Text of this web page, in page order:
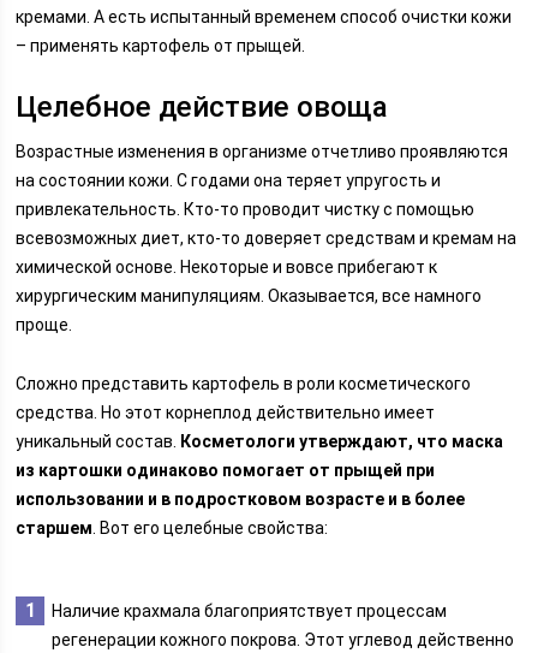
кремами. А есть испытанный временем способ очистки кожи
– применять картофель от прыщей.
Целебное действие овоща
Возрастные изменения в организме отчетливо проявляются
на состоянии кожи. С годами она теряет упругость и
привлекательность. Кто-то проводит чистку с помощью
всевозможных диет, кто-то доверяет средствам и кремам на
химической основе. Некоторые и вовсе прибегают к
хирургическим манипуляциям. Оказывается, все намного
проще.
Сложно представить картофель в роли косметического
средства. Но этот корнеплод действительно имеет
уникальный состав.
Косметологи утверждают, что маска
из картошки одинаково помогает от прыщей при
использовании и в подростковом возрасте и в более
старшем . Вот его целебные свойства:
Наличие крахмала благоприятствует процессам
регенерации кожного покрова. Этот углевод действенно